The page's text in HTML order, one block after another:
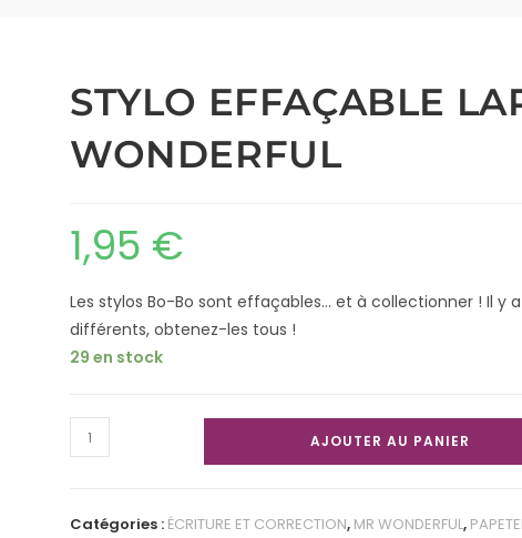
STYLO EFFAÇABLE
WONDERFUL
1,95 €
Les stylos Bo-Bo sont effaçables… et à collectionner ! Il y
différents, obtenez-les tous !
29 en stock
AJOUTER AU PANIER
Catégories : ÉCRITURE ET CORRECTION, MR WONDERFUL,